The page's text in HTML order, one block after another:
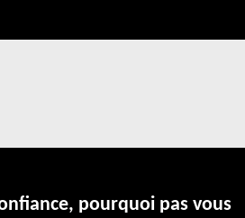
pourquoi pas vous